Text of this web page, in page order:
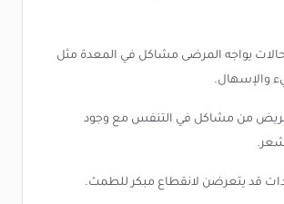
يواجه المرضى مشاكل في المعدة مثل
والإسهال.
من مشاكل في التنفس مع وجود